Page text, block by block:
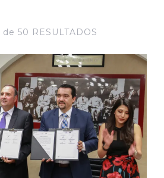
50 RESULTADOS